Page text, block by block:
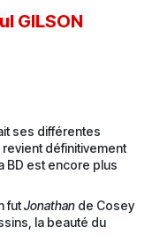
GILSON
ses différentes
revient définitivement
BD est encore plus
futJonathan de Cosey
la beauté du